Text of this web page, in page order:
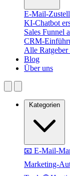
E-Mail-
KI-Chatbot
Sales Funnel
CRM-
Alle
Blog
Über uns
📧 E-Mail-
Marketing-